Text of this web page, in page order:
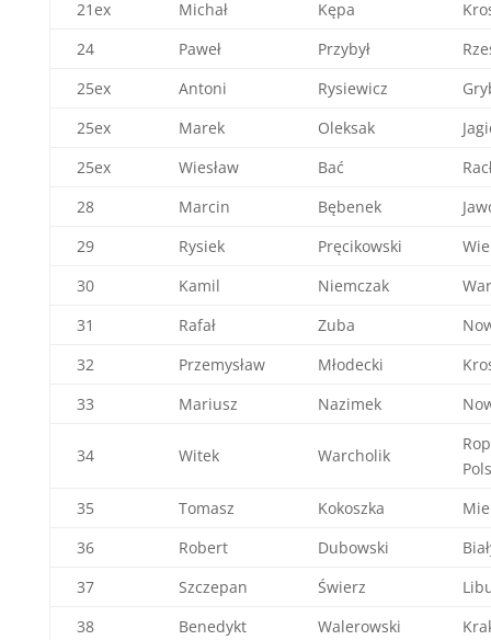
21ex Michał Kępa
24
Paweł Przybył
25ex
Antoni Rysiewicz
25ex
Marek Oleksak
25ex
Wiesław Bać
28
Marcin Bębenek
29
Rysiek Pręcikowski
30
Kamil Niemczak
31
Rafał Zuba
32
Przemysław Młodecki
33
Mariusz Nazimek
34 Witek Warcholik
35
Tomasz Kokoszka
36
Robert Dubowski
37
Szczepan Świerz
38
Benedykt Walerowski